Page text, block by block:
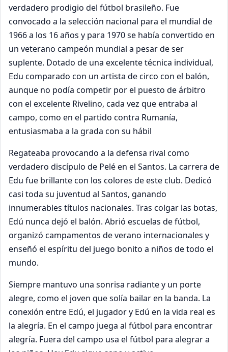
verdadero prodigio del fútbol brasileño. Fue
convocado a la selección nacional para el mundial de
1966 a los 16 años y para 1970 se había convertido en
un veterano campeón mundial a pesar de ser
suplente. Dotado de una excelente técnica individual,
Edu comparado con un artista de circo con el balón,
aunque no podía competir por el puesto de árbitro
con el excelente Rivelino, cada vez que entraba al
campo, como en el partido contra Rumanía,
entusiasmaba a la grada con su hábil
Regateaba provocando a la defensa rival como
verdadero discípulo de Pelé en el Santos. La carrera de
Edu fue brillante con los colores de este club. Dedicó
casi toda su juventud al Santos, ganando
innumerables títulos nacionales. Tras colgar las botas,
Edú nunca dejó el balón. Abrió escuelas de fútbol,
organizó campamentos de verano internacionales y
enseñó el espíritu del juego bonito a niños de todo el
mundo.
Siempre mantuvo una sonrisa radiante y un porte
alegre, como el joven que solía bailar en la banda. La
conexión entre Edú, el jugador y Edú en la vida real es
la alegría. En el campo juega al fútbol para encontrar
alegría. Fuera del campo usa el fútbol para alegrar a